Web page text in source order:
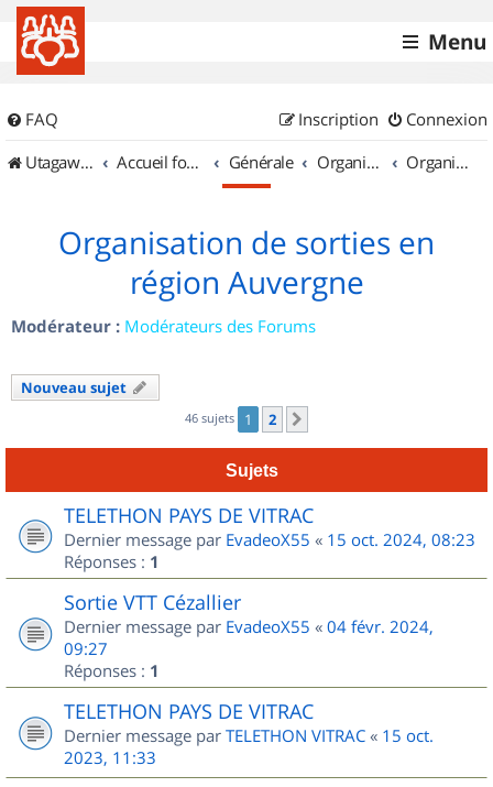
Menu
FAQ Connexion
Inscription
UtagawaVTT (Randos VTT et VTTAE avec traces GPS)
Accueil forum Générale Organisation de sorties & Recherche de partenaires Organisation de sorties en région Auvergne
Organisation de sorties en
région Auvergne
Modérateur : Modérateurs des Forums
Nouveau sujet
46 sujets 1 2
Sujets
TELETHON PAYS DE VITRAC
Dernier message par EvadeoX55 « 15 oct. 2024, 08:23
Réponses : 1
Sortie VTT Cézallier
Dernier message par EvadeoX55 « 04 févr. 2024,
09:27
Réponses : 1
TELETHON PAYS DE VITRAC
Dernier message par TELETHON VITRAC « 15 oct.
2023, 11:33